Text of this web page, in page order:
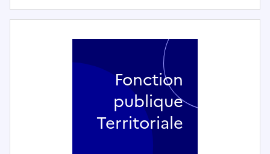
Fonction
publique
Territoriale